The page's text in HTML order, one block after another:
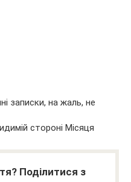
записки, на жаль, не
стороні Місяця
Поділитися з